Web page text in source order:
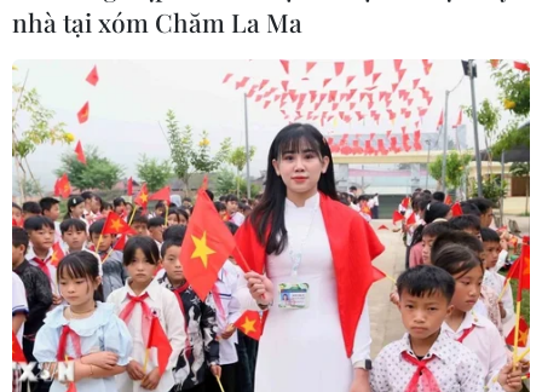
Nâng cao hiệu quả đấu tranh phòng,
chống tội phạm và vi phạm pháp luật
06/08/2026 04:13
Cảnh báo thủ đoạn lừa đảo đưa lao
động thời vụ sang Hàn Quốc
06/08/2026 04:11
nhà tại xóm Chăm La Ma